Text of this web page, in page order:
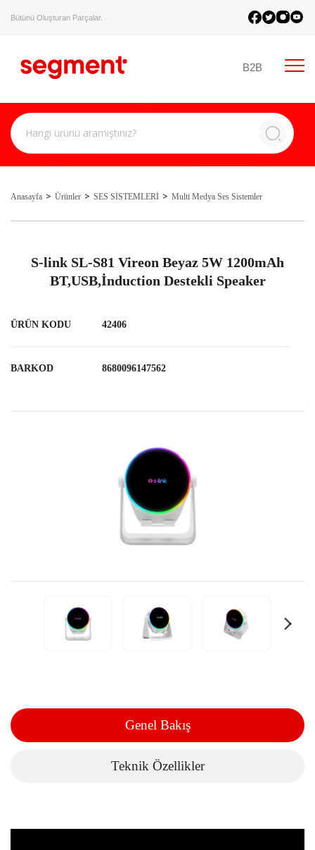
Bütünü Oluşturan Parçalar.
B2B
Anasayfa Ürünler SES SİSTEMLERİ Multi Medya Ses Sistemler
S-link SL-S81 Vireon Beyaz 5W 1200mAh
BT,USB,İnduction Destekli Speaker
ÜRÜN KODU 42406
BARKOD 8680096147562
Genel Bakış
Teknik Özellikler